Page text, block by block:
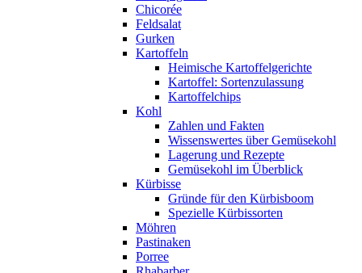
Chicorée
Feldsalat
Gurken
Kartoffeln
Heimische Kartoffelgerichte
Kartoffel: Sortenzulassung
Kartoffelchips
Kohl
Zahlen und Fakten
Wissenswertes über Gemüsekohl
Lagerung und Rezepte
Gemüsekohl im Überblick
Kürbisse
Gründe für den Kürbisboom
Spezielle Kürbissorten
Möhren
Pastinaken
Porree